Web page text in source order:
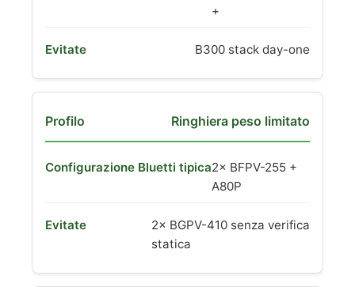
+
B300 stack day-one
Ringhiera peso limitato
2× BFPV-255 +
A80P
2× BGPV-410 senza verifica
statica